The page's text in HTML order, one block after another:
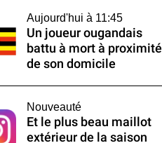
Aujourd'hui à 11:45
Un joueur ougandais
battu à mort à proximité
de son domicile
Nouveauté
Et le plus beau maillot
extérieur de la saison